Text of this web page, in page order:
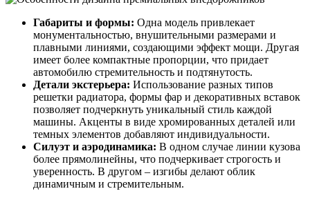
Габариты и формы: Одна модель привлекает
монументальностью, внушительными размерами и
плавными линиями, создающими эффект мощи. Другая
имеет более компактные пропорции, что придает
автомобилю стремительность и подтянутость.
Детали экстерьера: Использование разных типов
решетки радиатора, формы фар и декоративных вставок
позволяет подчеркнуть уникальный стиль каждой
машины. Акценты в виде хромированных деталей или
темных элементов добавляют индивидуальности.
Силуэт и аэродинамика: В одном случае линии кузова
более прямолинейны, что подчеркивает строгость и
уверенность. В другом – изгибы делают облик
динамичным и стремительным.